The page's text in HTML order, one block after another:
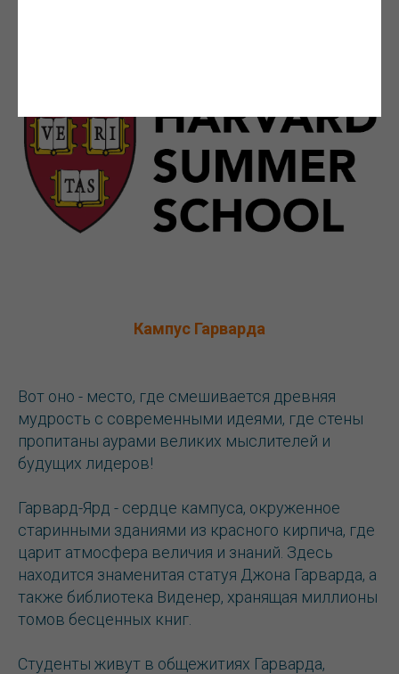
Кампус Гарварда
Вот оно - место, где смешивается древняя
мудрость с современными идеями, где стены
пропитаны аурами великих мыслителей и
будущих лидеров!
Гарвард-Ярд - сердце кампуса, окруженное
старинными зданиями из красного кирпича, где
царит атмосфера величия и знаний. Здесь
находится знаменитая статуя Джона Гарварда, а
также библиотека Виденер, хранящая миллионы
томов бесценных книг.
Студенты живут в общежитиях Гарварда,